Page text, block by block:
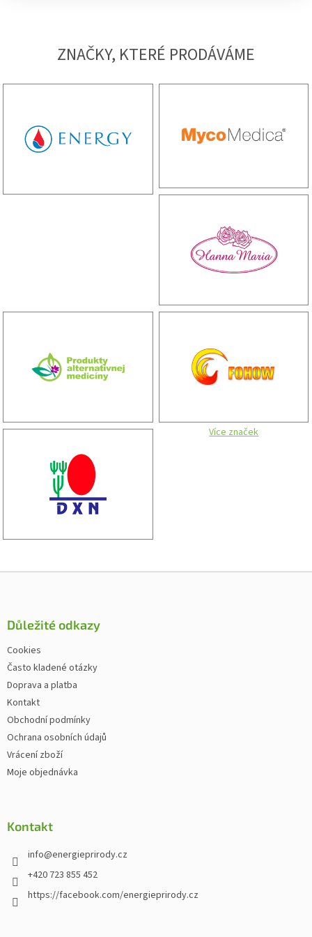
ZNAČKY, KTERÉ PRODÁVÁME
Více značek
Zápatí
Důležité odkazy
Cookies
Často kladené otázky
Doprava a platba
Kontakt
Obchodní podmínky
Ochrana osobních údajů
Vrácení zboží
Moje objednávka
Kontakt
info@energieprirody.cz
+420 723 855 452
https://facebook.com/energieprirody.cz